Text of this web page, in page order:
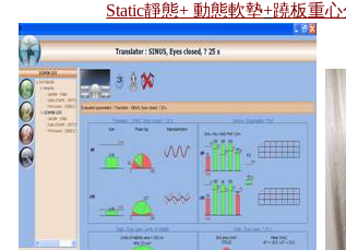
Static靜態+動態軟墊+蹺板重